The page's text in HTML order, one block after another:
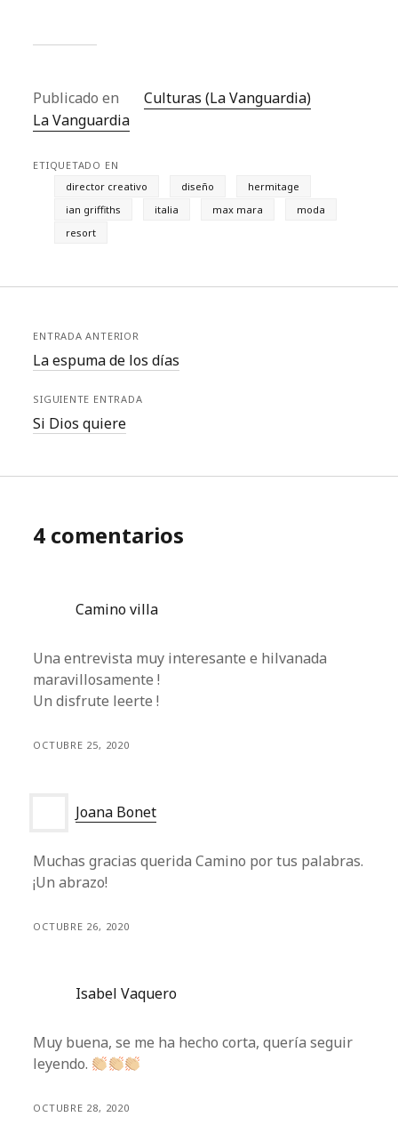
Publicado en
Culturas (La Vanguardia)
La Vanguardia
ETIQUETADO EN
director creativo
diseño
hermitage
ian griffiths
italia max mara
moda
resort
ENTRADA ANTERIOR
La espuma de los días
SIGUIENTE ENTRADA
Si Dios quiere
4 comentarios
Camino villa
Una entrevista muy interesante e hilvanada
maravillosamente !
Un disfrute leerte !
OCTUBRE 25, 2020
Joana Bonet
Muchas gracias querida Camino por tus palabras.
¡Un abrazo!
OCTUBRE 26, 2020
Isabel Vaquero
Muy buena, se me ha hecho corta, quería seguir
leyendo.
OCTUBRE 28, 2020